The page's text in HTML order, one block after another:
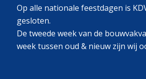
Op alle nationale feestdagen is
gesloten.
De tweede week van de
week tussen oud & nieuw zijn wij